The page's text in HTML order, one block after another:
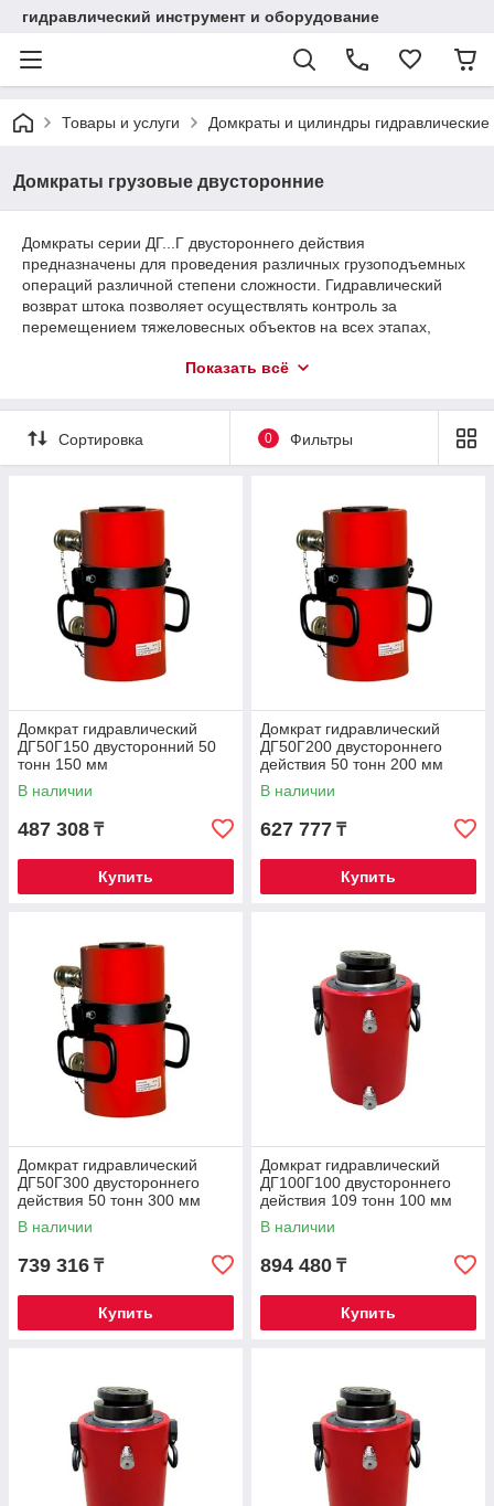
гидравлический инструмент и оборудование
Товары и услуги Домкраты и цилиндры гидравлические
Домкраты грузовые двусторонние
Домкраты серии ДГ...Г двустороннего действия
предназначены для проведения различных грузоподъемных
операций различной степени сложности. Гидравлический
возврат штока позволяет осуществлять контроль за
перемещением тяжеловесных объектов на всех этапах,
опускания грузов. По своему качеству и надежности
всем необходимым стандартам и нормам для данного вида
оборудования. Номенклатура включает в себя
высокотонажные домкраты с грузоподъемностью от 50 до
Показать всё
Сортировка 0 Фильтры
Домкрат гидравлический
ДГ50Г150 двусторонний 50
тонн 150 мм
В наличии
487 308 ₸
Купить
Домкрат гидравлический
ДГ50Г200 двустороннего
действия 50 тонн 200 мм
В наличии
627 777 ₸
Купить
Домкрат гидравлический
ДГ50Г300 двустороннего
действия 50 тонн 300 мм
В наличии
739 316 ₸
Купить
Домкрат гидравлический
ДГ100Г100 двустороннего
действия 109 тонн 100 мм
В наличии
894 480 ₸
Купить